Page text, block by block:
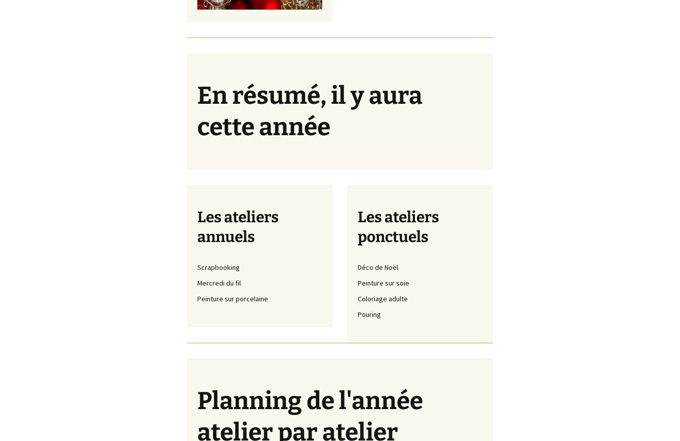
En résumé, il y aura
cette année
Les ateliers
annuels
Scrapbooking
Mercredi du fil
Peinture sur porcelaine
Les ateliers
ponctuels
Déco de Noël
Peinture sur soie
Coloriage adulte
Pouring
Planning de l'année
atelier par atelier